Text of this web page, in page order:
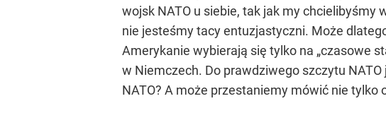
wojsk NATO u siebie, tak jak my chcielibyśmy
nie jesteśmy tacy entuzjastyczni. Może
Amerykanie wybierają się tylko na „czasowe
w Niemczech. Do prawdziwego szczytu
NATO? A może przestaniemy mówić nie